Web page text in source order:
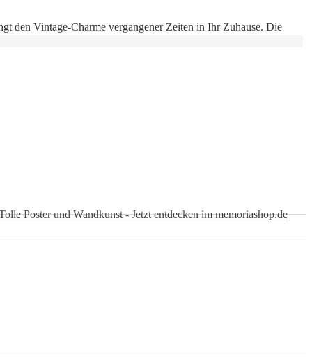
den Vintage-Charme vergangener Zeiten in Ihr Zuhause. Die